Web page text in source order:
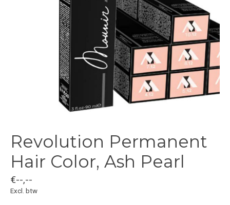
Revolution Permanent
Hair Color, Ash Pearl
€--,--
Excl. btw